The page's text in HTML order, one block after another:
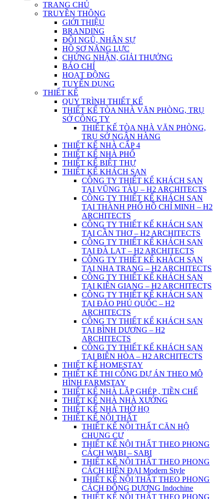
TRANG CHỦ
TRUYỀN THÔNG
GIỚI THIỆU
BRANDING
ĐỘI NGŨ, NHÂN SỰ
HỒ SƠ NĂNG LỰC
CHỨNG NHẬN, GIẢI THƯỞNG
BÁO CHÍ
HOẠT ĐỘNG
TUYỂN DỤNG
THIẾT KẾ
QUY TRÌNH THIẾT KẾ
THIẾT KẾ TÒA NHÀ VĂN PHÒNG, TRỤ
SỞ CÔNG TY
THIẾT KẾ TÒA NHÀ VĂN PHÒNG,
TRỤ SỞ NGÂN HÀNG
THIẾT KẾ NHÀ CẤP 4
THIẾT KẾ NHÀ PHỐ
THIẾT KẾ BIỆT THỰ
THIẾT KẾ KHÁCH SẠN
CÔNG TY THIẾT KẾ KHÁCH SẠN
TẠI VŨNG TÀU – H2 ARCHITECTS
CÔNG TY THIẾT KẾ KHÁCH SẠN
TẠI THÀNH PHỐ HỒ CHÍ MINH – H2
ARCHITECTS
CÔNG TY THIẾT KẾ KHÁCH SẠN
TẠI CẦN THƠ – H2 ARCHITECTS
CÔNG TY THIẾT KẾ KHÁCH SẠN
TẠI ĐÀ LẠT – H2 ARCHITECTS
CÔNG TY THIẾT KẾ KHÁCH SẠN
TẠI NHA TRANG – H2 ARCHITECTS
CÔNG TY THIẾT KẾ KHÁCH SẠN
TẠI KIÊN GIANG – H2 ARCHITECTS
CÔNG TY THIẾT KẾ KHÁCH SẠN
TẠI ĐẢO PHÚ QUỐC – H2
ARCHITECTS
CÔNG TY THIẾT KẾ KHÁCH SẠN
TẠI BÌNH DƯƠNG – H2
ARCHITECTS
CÔNG TY THIẾT KẾ KHÁCH SẠN
TẠI BIÊN HÒA – H2 ARCHITECTS
THIẾT KẾ HOMESTAY
THIẾT KẾ THI CÔNG DỰ ÁN THEO MÔ
HÌNH FARMSTAY
THIẾT KẾ NHÀ LẮP GHÉP , TIỀN CHẾ
THIẾT KẾ NHÀ NHÀ XƯỞNG
THIẾT KẾ NHÀ THỜ HỌ
THIẾT KẾ NỘI THẤT
THIẾT KẾ NỘI THẤT CĂN HỘ
CHUNG CƯ
THIẾT KẾ NỘI THẤT THEO PHONG
CÁCH WABI – SABI
THIẾT KẾ NỘI THẤT THEO PHONG
CÁCH HIỆN ĐẠI Modern Style
THIẾT KẾ NỘI THẤT THEO PHONG
CÁCH ĐÔNG DƯƠNG Indochine
THIẾT KẾ NỘI THẤT THEO PHONG